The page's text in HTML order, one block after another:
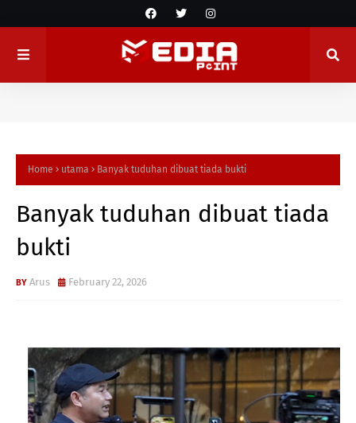
Home utama Banyak tuduhan dibuat tiada bukti
Banyak tuduhan dibuat tiada
bukti
Arus February 22, 2026